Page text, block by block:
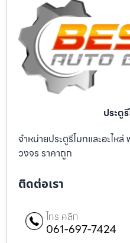
ประตู
จำหน่ายประตูรีโมทและอะไ
วงจร ราคาถูก
ติดต่อเรา
โทร คลิก
061-697-7424